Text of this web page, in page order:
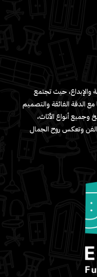
والإبداع، حيث تجتمع
التي تمتد لأكثر من ٣٠ عامًا مع الدقة الفائقة والتصميم
وجميع أنواع الأثاث،
وتعكس روح الجمال